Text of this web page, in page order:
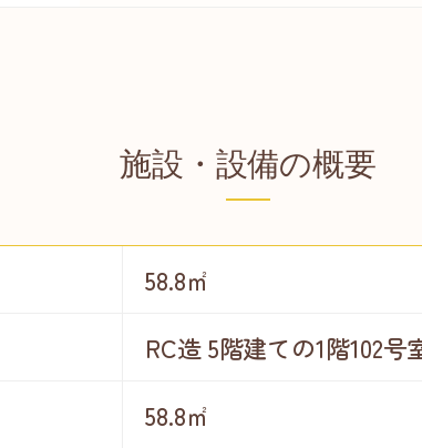
施設・設備の概要
58.8㎡
RC造 5階建ての1階102号
58.8㎡